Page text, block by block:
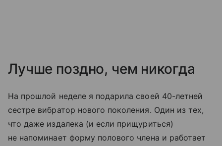
Лучше поздно, чем никогда
На прошлой неделе я подарила своей 40-летней
сестре вибратор нового поколения. Один из тех,
что даже издалека (и если прищуриться)
не напоминает форму полового члена и работает